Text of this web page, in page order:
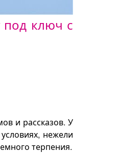
под ключ с
и рассказов. У
нежели
терпения.